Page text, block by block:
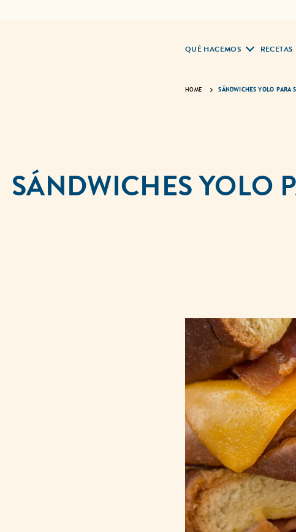
QUÉ HACEMOS RECETAS
HOME SÁNDWICHES YOLO PARA
SÁNDWICHES YOLO